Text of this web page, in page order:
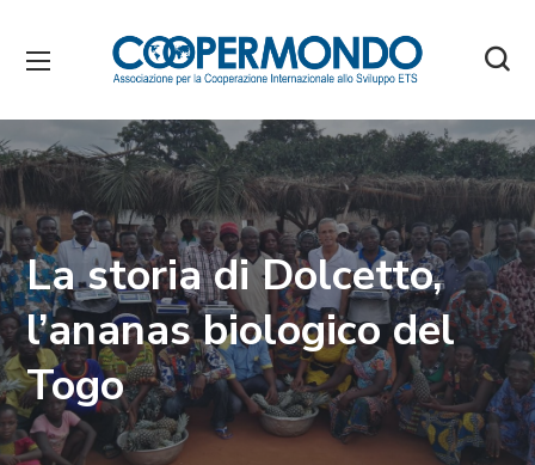
La storia di Dolcetto,
l’ananas biologico del
Togo